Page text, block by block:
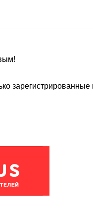
зарегистрированные